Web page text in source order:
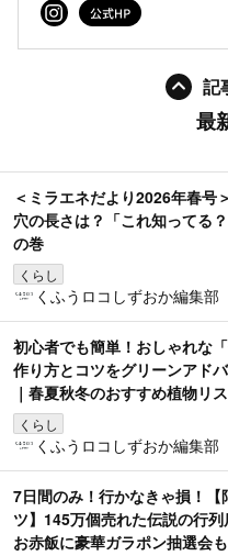
記
最
＜ミラエネだより2026年春号
穴の長さは？「これ知ってる
の巻
くらし
くふうロコしずおか編集部
初心者でも簡単！おしゃれな
作り方とコツをグリーンアド
｜春夏秋冬のおすすめ植物リ
くらし
くふうロコしずおか編集部
7日間のみ！行かなきゃ損！【
ツ】145万個売れた伝説の行
お赤飯に豪華ガラポン抽選会